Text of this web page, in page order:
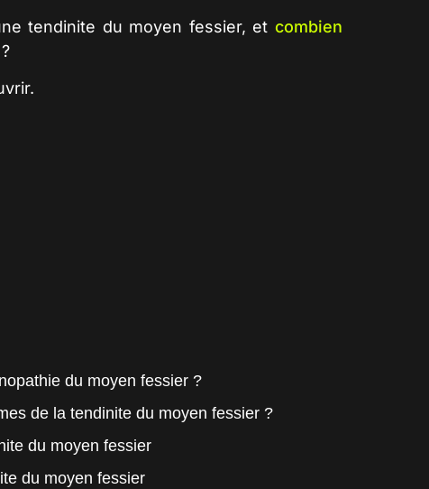
tendinite du moyen fessier, et combien
du moyen fessier ?
de la tendinite du moyen fessier ?
du moyen fessier
du moyen fessier